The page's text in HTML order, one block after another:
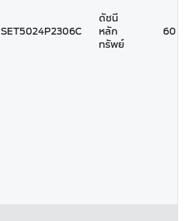
SET5024P2306C
ดัชนี
หลัก
ทรัพย์
60